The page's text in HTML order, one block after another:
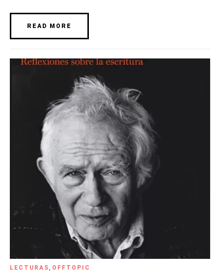
READ MORE
LECTURAS, OFFTOPIC